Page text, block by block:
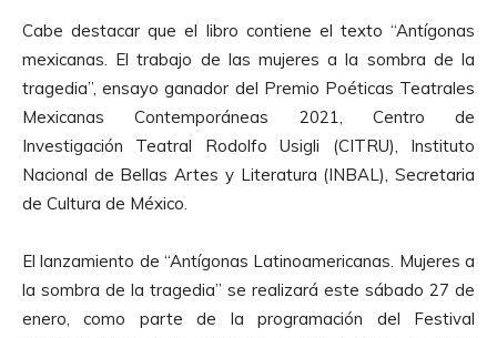
Cabe destacar que el libro contiene el texto “Antígonas
mexicanas. El trabajo de las mujeres a la sombra de la
tragedia”, ensayo ganador del Premio Poéticas Teatrales
Mexicanas Contemporáneas 2021, Centro de
Investigación Teatral Rodolfo Usigli (CITRU), Instituto
Nacional de Bellas Artes y Literatura (INBAL), Secretaria
de Cultura de México.
El lanzamiento de “Antígonas Latinoamericanas. Mujeres a
la sombra de la tragedia” se realizará este sábado 27 de
enero, como parte de la programación del Festival